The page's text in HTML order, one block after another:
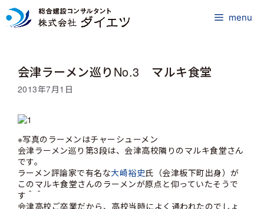
コ
ン
menu
会津ラーメン巡りNo.3 マルキ食堂
2013年7月1日
※写真のラーメンはチャーシューメン
会津ラーメン巡り第3段は、会津高校隣りのマルキ食堂さん
です。
ラーメン評論家で有名な大崎裕史氏（会津板下町出身）が
このマルキ食堂さんのラーメンが原点と仰っていたそうで
す＾＾
会津高校ご卒業だから、高校当時によく通われたのでしょ